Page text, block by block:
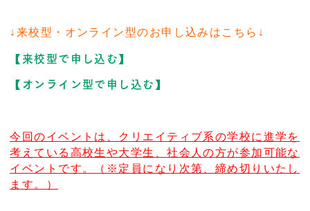
↓来校型・オンライン型のお申し込みはこちら↓
【来校型で申し込む】
【オンライン型で申し込む】
今回のイベントは、クリエイティブ系の学校に進学を
考えている高校生や大学生、社会人の方が参加可能な
イベントです。（※定員になり次第、締め切りいたし
ます。）